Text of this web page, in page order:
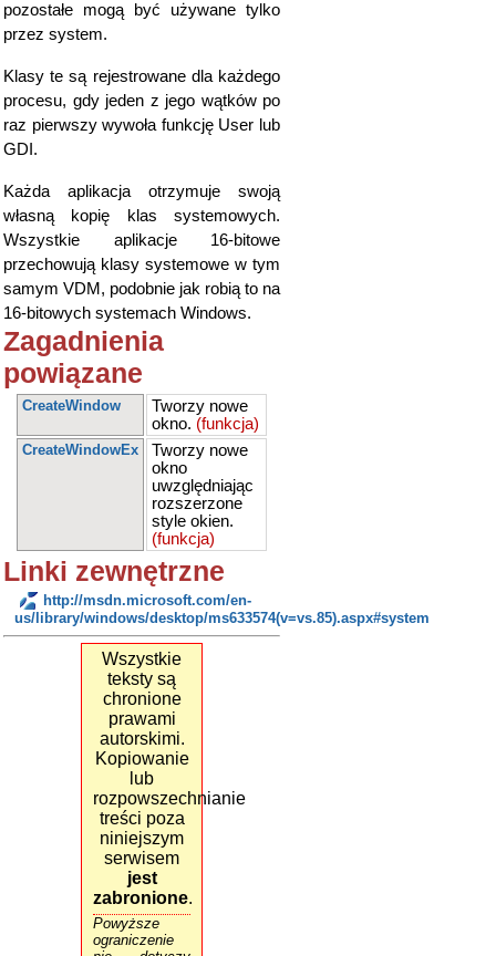
pozostałe mogą być używane tylko
przez system.
Klasy te są rejestrowane dla każdego
procesu, gdy jeden z jego wątków po
raz pierwszy wywoła funkcję User lub
GDI.
Każda aplikacja otrzymuje swoją
własną kopię klas systemowych.
Wszystkie aplikacje 16-bitowe
przechowują klasy systemowe w tym
samym VDM, podobnie jak robią to na
16-bitowych systemach Windows.
Zagadnienia
powiązane
CreateWindow
Tworzy nowe
okno. (funkcja)
CreateWindowEx
Tworzy nowe
okno
uwzględniając
rozszerzone
style okien.
(funkcja)
Linki zewnętrzne
http://msdn.microsoft.com/en-
us/library/windows/desktop/ms633574(v=vs.85).aspx#system
Wszystkie
teksty są
chronione
prawami
autorskimi.
Kopiowanie
lub
rozpowszechnianie
treści poza
niniejszym
serwisem
jest
zabronione.
Powyższe
ograniczenie